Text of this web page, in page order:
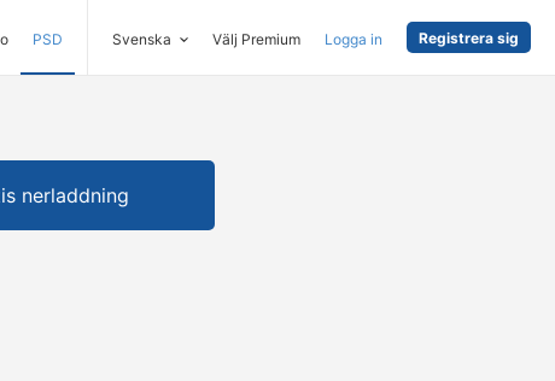
PSD Svenska Välj Premium Logga in Registrera sig
nerladdning